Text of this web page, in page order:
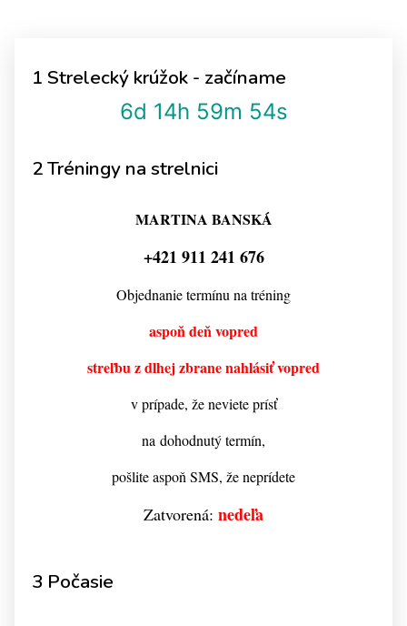
1 Strelecký krúžok - začíname
6d 14h 59m 53s
2 Tréningy na strelnici
MARTINA BANSKÁ
+421 911 241 676
Objednanie termínu na tréning
aspoň deň vopred
streľbu z dlhej zbrane nahlásiť vopred
v prípade, že neviete prísť
na dohodnutý termín,
pošlite aspoň SMS, že neprídete
Zatvorená: nedeľa
3 Počasie